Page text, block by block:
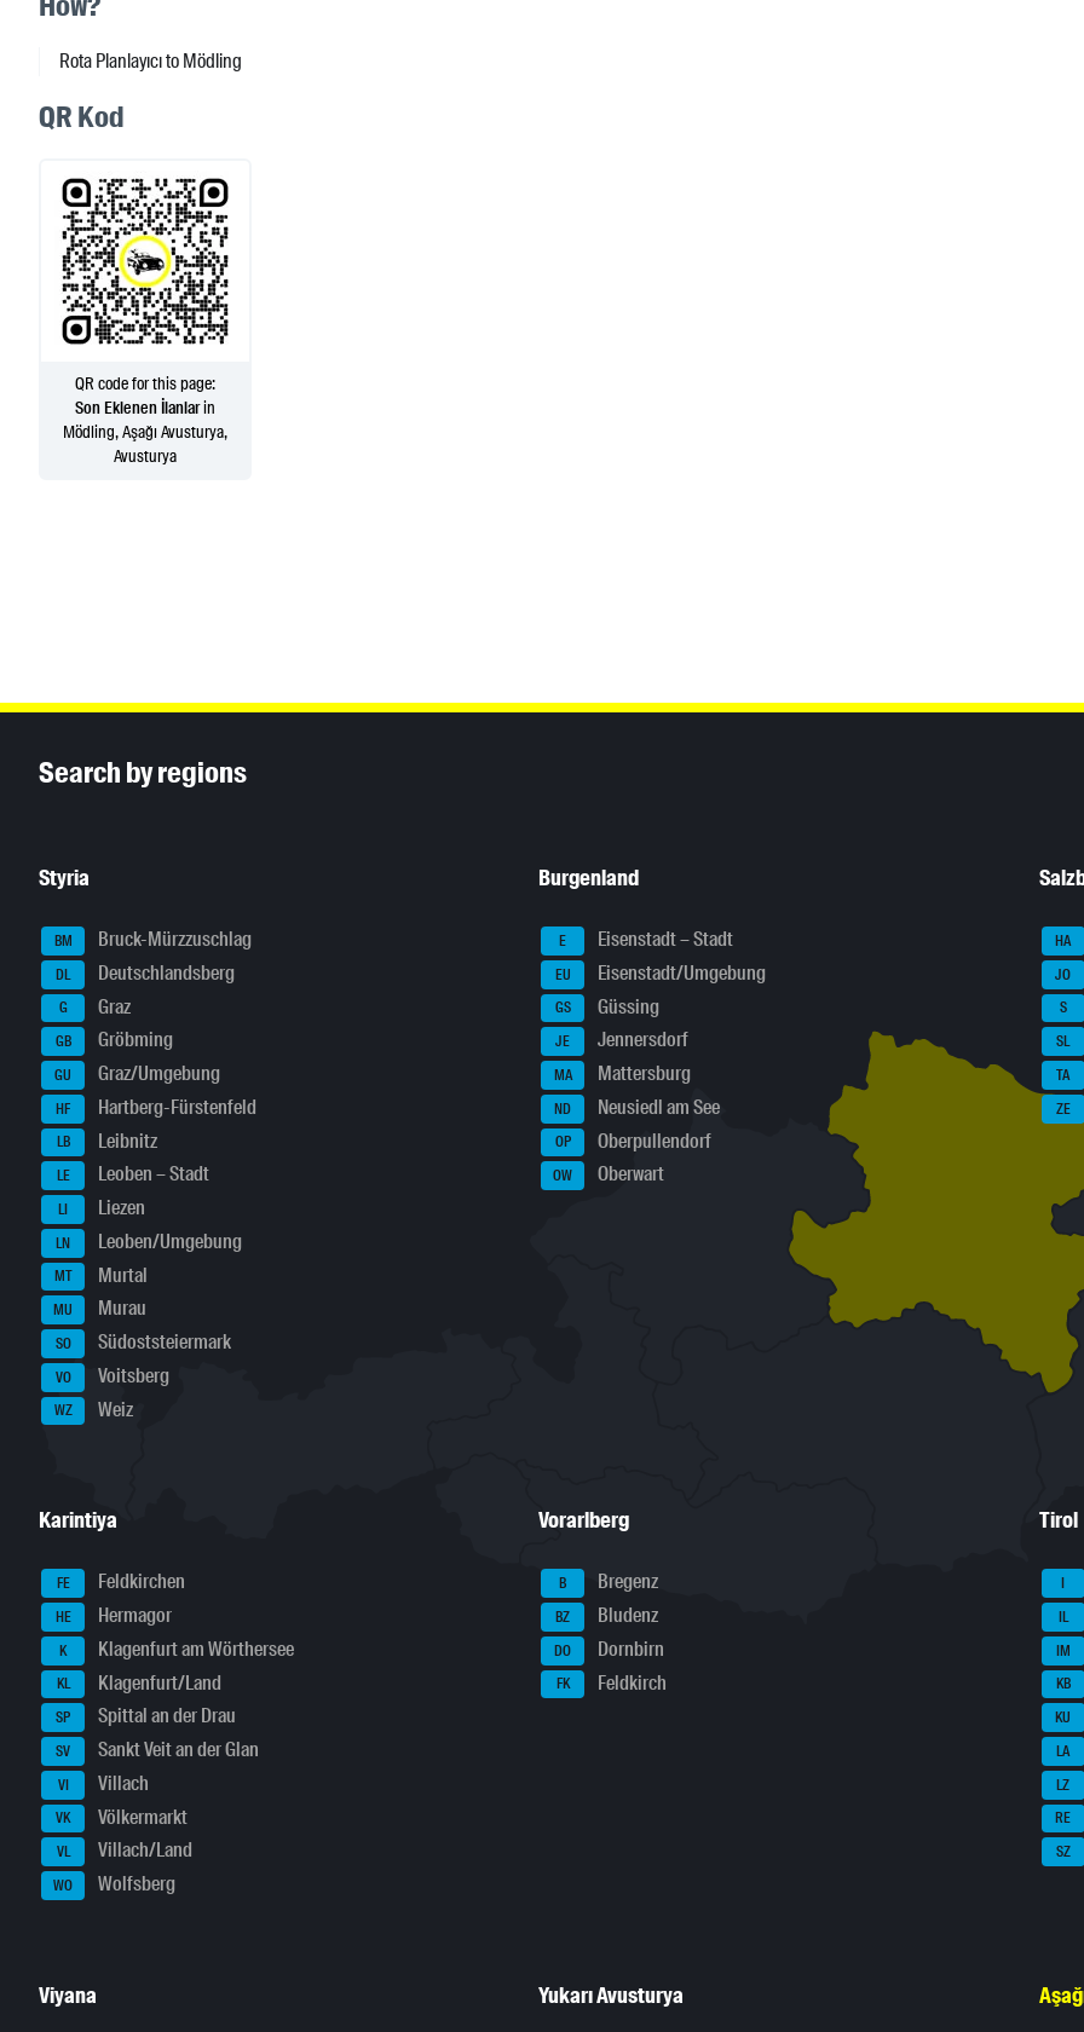
Rota Planlayıcı to Mödling
QR Kod
QR code for this page:
Son Eklenen İlanlarin
Mödling, Aşağı Avusturya,
Avusturya
Search by regions
Styria
BM Bruck-Mürzzuschlag
DL Deutschlandsberg
G Graz
GB Gröbming
GU Graz/Umgebung
HF Hartberg-Fürstenfeld
LB Leibnitz
LE Leoben – Stadt
LI Liezen
LN Leoben/Umgebung
MT Murtal
MU Murau
SO Südoststeiermark
VO Voitsberg
WZ Weiz
Burgenland
E Eisenstadt – Stadt
EU Eisenstadt/Umgebung
GS Güssing
JE Jennersdorf
MA Mattersburg
ND Neusiedl am See
OP Oberpullendorf
OW Oberwart
HA
JO
S
SL
TA
ZE
Karintiya
FE Feldkirchen
HE Hermagor
K Klagenfurt am Wörthersee
KL Klagenfurt/Land
SP Spittal an der Drau
SV Sankt Veit an der Glan
VI Villach
VK Völkermarkt
VL Villach/Land
WO Wolfsberg
Vorarlberg
B Bregenz
BZ Bludenz
DO Dornbirn
FK Feldkirch
Tirol
I
IL
IM
KB
KU
LA
LZ
RE
SZ
Viyana Yukarı Avusturya